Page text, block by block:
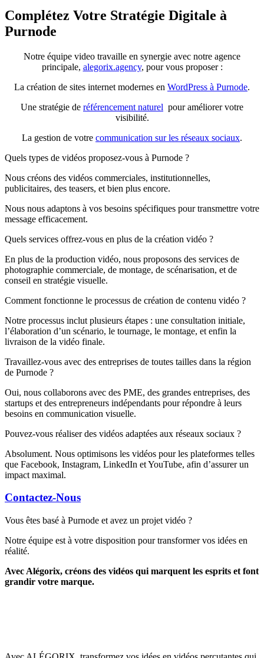
Complétez Votre Stratégie Digitale à
Purnode
Notre équipe video travaille en synergie avec notre agence
principale, alegorix.agency, pour vous proposer :
La création de sites internet modernes en WordPress à Purnode.
Une stratégie de référencement naturel pour améliorer votre
visibilité.
La gestion de votre communication sur les réseaux sociaux.
Quels types de vidéos proposez-vous à Purnode ?
Nous créons des vidéos commerciales, institutionnelles,
publicitaires, des teasers, et bien plus encore.
Nous nous adaptons à vos besoins spécifiques pour transmettre votre
message efficacement.
Quels services offrez-vous en plus de la création vidéo ?
En plus de la production vidéo, nous proposons des services de
photographie commerciale, de montage, de scénarisation, et de
conseil en stratégie visuelle.
Comment fonctionne le processus de création de contenu vidéo ?
Notre processus inclut plusieurs étapes : une consultation initiale,
l’élaboration d’un scénario, le tournage, le montage, et enfin la
livraison de la vidéo finale.
Travaillez-vous avec des entreprises de toutes tailles dans la région
de Purnode ?
Oui, nous collaborons avec des PME, des grandes entreprises, des
startups et des entrepreneurs indépendants pour répondre à leurs
besoins en communication visuelle.
Pouvez-vous réaliser des vidéos adaptées aux réseaux sociaux ?
Absolument. Nous optimisons les vidéos pour les plateformes telles
que Facebook, Instagram, LinkedIn et YouTube, afin d’assurer un
impact maximal.
Contactez-Nous
Vous êtes basé à Purnode et avez un projet vidéo ?
Notre équipe est à votre disposition pour transformer vos idées en
réalité.
Avec Alégorix, créons des vidéos qui marquent les esprits et font
grandir votre marque.